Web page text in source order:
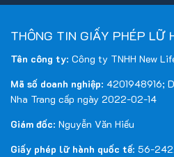
thứ ba.
THÔNG TIN GIẤY PHÉP LỮ
Tên công ty: Công ty TNHH New
Mã số doanh nghiệp: 4201948916;
Nha Trang cấp ngày 2022-02-14
Giám đốc: Nguyễn Văn Hiếu
Giấy phép lữ hành quốc tế: 56-